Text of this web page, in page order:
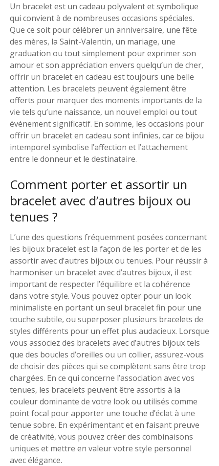
Un bracelet est un cadeau polyvalent et symbolique
qui convient à de nombreuses occasions spéciales.
Que ce soit pour célébrer un anniversaire, une fête
des mères, la Saint-Valentin, un mariage, une
graduation ou tout simplement pour exprimer son
amour et son appréciation envers quelqu’un de cher,
offrir un bracelet en cadeau est toujours une belle
attention. Les bracelets peuvent également être
offerts pour marquer des moments importants de la
vie tels qu’une naissance, un nouvel emploi ou tout
événement significatif. En somme, les occasions pour
offrir un bracelet en cadeau sont infinies, car ce bijou
intemporel symbolise l’affection et l’attachement
entre le donneur et le destinataire.
Comment porter et assortir un
bracelet avec d’autres bijoux ou
tenues ?
L’une des questions fréquemment posées concernant
les bijoux bracelet est la façon de les porter et de les
assortir avec d’autres bijoux ou tenues. Pour réussir à
harmoniser un bracelet avec d’autres bijoux, il est
important de respecter l’équilibre et la cohérence
dans votre style. Vous pouvez opter pour un look
minimaliste en portant un seul bracelet fin pour une
touche subtile, ou superposer plusieurs bracelets de
styles différents pour un effet plus audacieux. Lorsque
vous associez des bracelets avec d’autres bijoux tels
que des boucles d’oreilles ou un collier, assurez-vous
de choisir des pièces qui se complètent sans être trop
chargées. En ce qui concerne l’association avec vos
tenues, les bracelets peuvent être assortis à la
couleur dominante de votre look ou utilisés comme
point focal pour apporter une touche d’éclat à une
tenue sobre. En expérimentant et en faisant preuve
de créativité, vous pouvez créer des combinaisons
uniques et mettre en valeur votre style personnel
avec élégance.